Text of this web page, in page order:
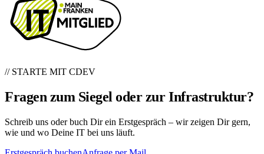
// STARTE MIT CDEV
Fragen zum Siegel oder zur Infrastruktur?
Schreib uns oder buch Dir ein Erstgespräch – wir zeigen Dir gern,
wie und wo Deine IT bei uns läuft.